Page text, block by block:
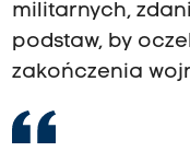
militarnych,
podstaw, by
zakończenia